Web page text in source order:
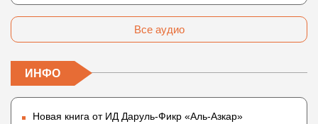
Все аудио
ИНФО
Новая книга от ИД Даруль-Фикр «Аль-Азкар»